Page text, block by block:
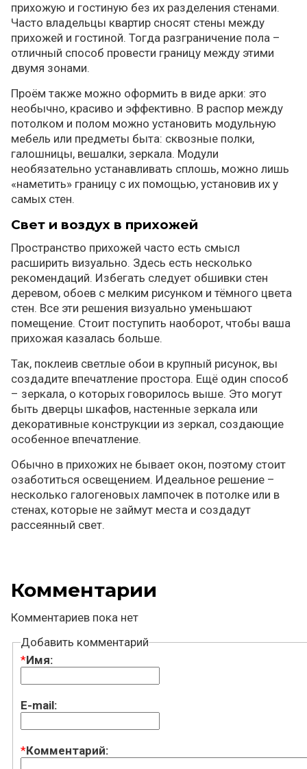
прихожую и гостиную без их разделения стенами.
Часто владельцы квартир сносят стены между
прихожей и гостиной. Тогда разграничение пола –
отличный способ провести границу между этими
двумя зонами.
Проём также можно оформить в виде арки: это
необычно, красиво и эффективно. В распор между
потолком и полом можно установить модульную
мебель или предметы быта: сквозные полки,
галошницы, вешалки, зеркала. Модули
необязательно устанавливать сплошь, можно лишь
«наметить» границу с их помощью, установив их у
самых стен.
Свет и воздух в прихожей
Пространство прихожей часто есть смысл
расширить визуально. Здесь есть несколько
рекомендаций. Избегать следует обшивки стен
деревом, обоев с мелким рисунком и тёмного цвета
стен. Все эти решения визуально уменьшают
помещение. Стоит поступить наоборот, чтобы ваша
прихожая казалась больше.
Так, поклеив светлые обои в крупный рисунок, вы
создадите впечатление простора. Ещё один способ
– зеркала, о которых говорилось выше. Это могут
быть дверцы шкафов, настенные зеркала или
декоративные конструкции из зеркал, создающие
особенное впечатление.
Обычно в прихожих не бывает окон, поэтому стоит
озаботиться освещением. Идеальное решение –
несколько галогеновых лампочек в потолке или в
стенах, которые не займут места и создадут
рассеянный свет.
Комментарии
Комментариев пока нет
Добавить комментарий
*Имя:
E-mail:
*Комментарий: